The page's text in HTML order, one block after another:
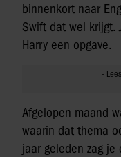
binnenkort naar
Swift dat wel krijgt.
Harry een opgave.
Afgelopen maand
waarin dat thema
jaar geleden zag